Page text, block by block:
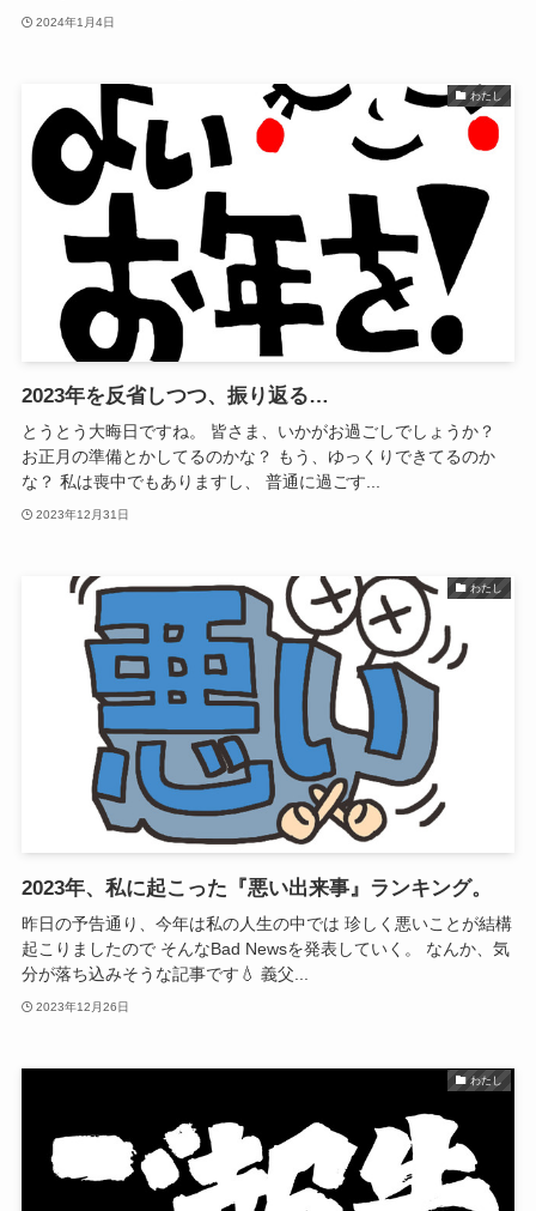
2024年1月4日
わたし
2023年を反省しつつ、振り返る…
とうとう大晦日ですね。 皆さま、いかがお過ごしでしょうか？
お正月の準備とかしてるのかな？ もう、ゆっくりできてるのか
な？ 私は喪中でもありますし、 普通に過ごす...
2023年12月31日
わたし
2023年、私に起こった『悪い出来事』ランキング。
昨日の予告通り、今年は私の人生の中では 珍しく悪いことが結構
起こりましたので そんなBad Newsを発表していく。 なんか、気
分が落ち込みそうな記事です💧 義父...
2023年12月26日
わたし